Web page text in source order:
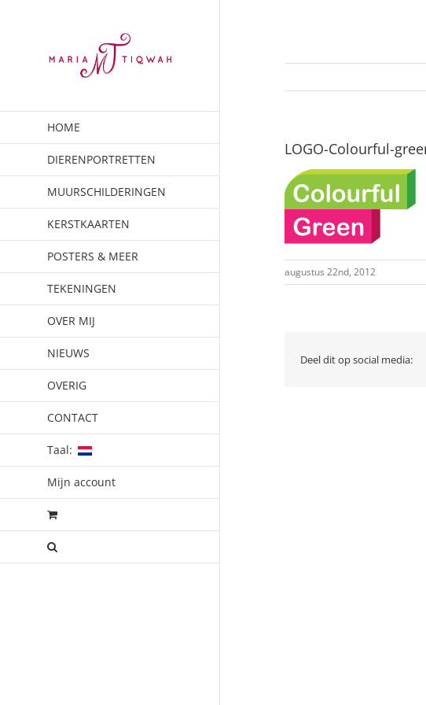
HOME
DIERENPORTRETTEN
MUURSCHILDERINGEN
KERSTKAARTEN
POSTERS & MEER
TEKENINGEN
OVER MIJ
NIEUWS
OVERIG
CONTACT
Taal:
Mijn account
LOGO-Colourful-
augustus 22nd, 2012
Deel dit op social media: